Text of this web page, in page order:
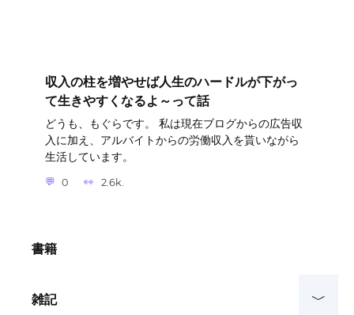
収入の柱を増やせば人生のハードルが下がっ
て生きやすくなるよ～って話
どうも、もぐらです。 私は現在ブログからの広告収
入に加え、アルバイトからの労働収入を貰いながら
生活しています。
0 2.6k.
書籍
雑記